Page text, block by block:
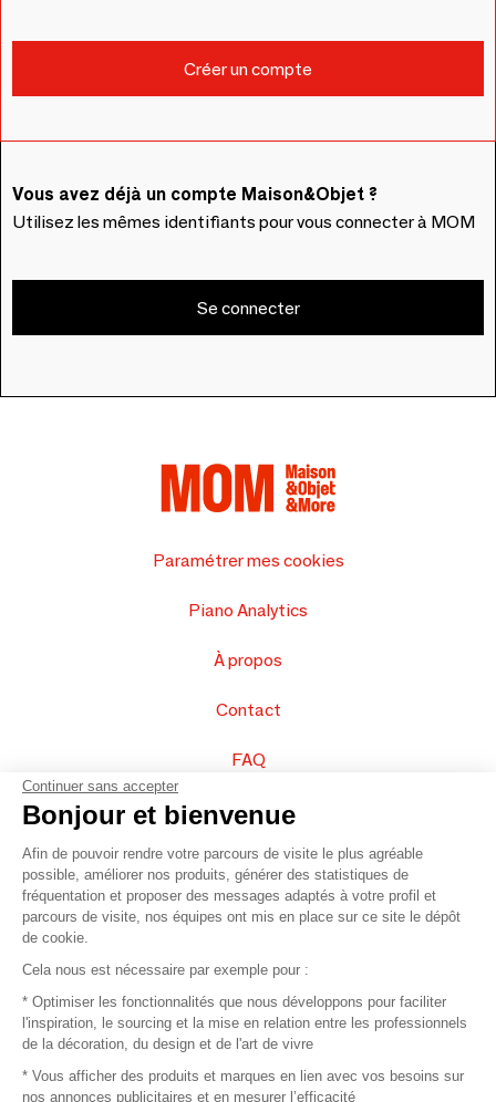
Vous avez déjà un compte Maison&Objet ?
Utilisez les mêmes identifiants pour vous connecter à MOM
Se connecter
Paramétrer mes cookies
Piano Analytics
À propos
Contact
FAQ
Vendez vos produits
Plan du site
© 2016 –Organisation SAFI
Recrutement
Continuer sans accepter
Bonjour et bienvenue
Afin de pouvoir rendre votre parcours de visite le plus agréable
possible, améliorer nos produits, générer des statistiques de
fréquentation et proposer des messages adaptés à votre profil et
parcours de visite, nos équipes ont mis en place sur ce site le dépôt
de cookie.
Cela nous est nécessaire par exemple pour :
* Optimiser les fonctionnalités que nous développons pour faciliter
l'inspiration, le sourcing et la mise en relation entre les professionnels
de la décoration, du design et de l'art de vivre
* Vous afficher des produits et marques en lien avec vos besoins sur
nos annonces publicitaires et en mesurer l’efficacité